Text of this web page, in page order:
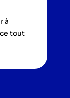
à
tout